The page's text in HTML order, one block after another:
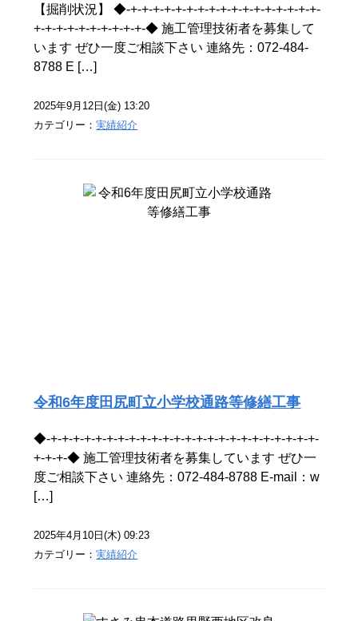
【掘削状況】 ◆-+-+-+-+-+-+-+-+-+-+-+-+-+-+-+-+-+-
+-+-+-+-+-+-+-+-+-+-◆ 施工管理技術者を募集して
います ぜひ一度ご相談下さい 連絡先：072-484-
8788 E […]
2025年9月12日(金) 13:20
カテゴリー：実績紹介
令和6年度田尻町立小学校通路等修繕工事
◆-+-+-+-+-+-+-+-+-+-+-+-+-+-+-+-+-+-+-+-+-+-+-+-+-
+-+-+-◆ 施工管理技術者を募集しています ぜひ一
度ご相談下さい 連絡先：072-484-8788 E-mail：w
[…]
2025年4月10日(木) 09:23
カテゴリー：実績紹介